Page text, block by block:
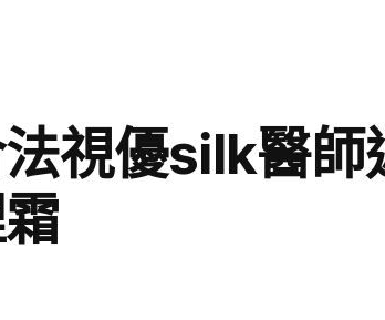
視優silk醫師